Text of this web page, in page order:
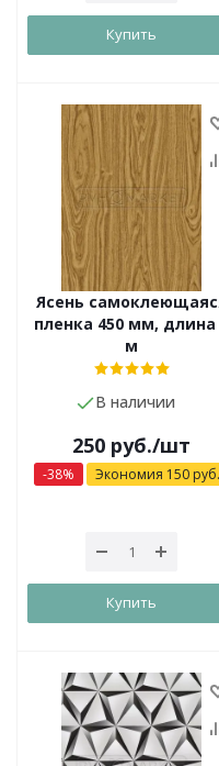
Купить
Ясень
пленка 450 мм, длина
м
В наличии
250 руб./шт
-38% Экономия 150 руб.
Купить